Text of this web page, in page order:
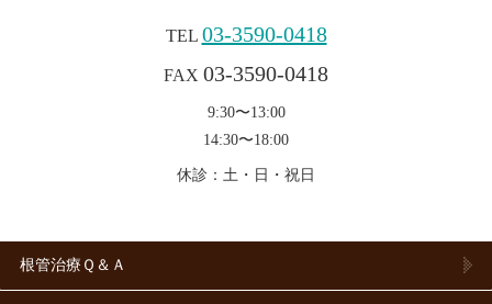
TEL 03-3590-0418
FAX 03-3590-0418
9:30〜13:00
14:30〜18:00
休診：土・日・祝日
根管治療Ｑ＆Ａ